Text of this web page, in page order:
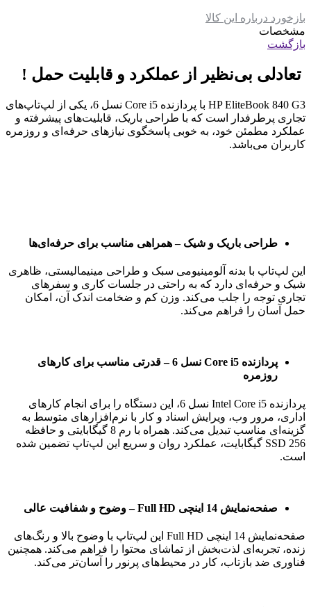
بازخورد درباره این کالا
مشخصات
بازگشت
تعادلی بی‌نظیر از عملکرد و قابلیت حمل !
HP EliteBook 840 G3 با پردازنده Core i5 نسل 6، یکی از لپ‌تاپ‌های
تجاری پرطرفدار است که با طراحی باریک، قابلیت‌های پیشرفته و
عملکرد مطمئن خود، به خوبی پاسخگوی نیازهای حرفه‌ای و روزمره
کاربران می‌باشد.
طراحی باریک و شیک – همراهی مناسب برای حرفه‌ای‌ها
این لپ‌تاپ با بدنه آلومینیومی سبک و طراحی مینیمالیستی، ظاهری
شیک و حرفه‌ای دارد که به راحتی در جلسات کاری و سفرهای
تجاری توجه را جلب می‌کند. وزن کم و ضخامت اندک آن، امکان
حمل آسان را فراهم می‌کند.
پردازنده Core i5 نسل 6 – قدرتی مناسب برای کارهای
روزمره
پردازنده Intel Core i5 نسل 6، این دستگاه را برای انجام کارهای
اداری، مرور وب، ویرایش اسناد و کار با نرم‌افزارهای متوسط به
گزینه‌ای مناسب تبدیل می‌کند. همراه با رم 8 گیگابایتی و حافظه
SSD 256 گیگابایت، عملکرد روان و سریع این لپ‌تاپ تضمین شده
است.
صفحه‌نمایش 14 اینچی Full HD – وضوح و شفافیت عالی
صفحه‌نمایش 14 اینچی Full HD این لپ‌تاپ با وضوح بالا و رنگ‌های
زنده، تجربه‌ای لذت‌بخش از تماشای محتوا را فراهم می‌کند. همچنین
فناوری ضد بازتاب، کار در محیط‌های پرنور را آسان‌تر می‌کند.